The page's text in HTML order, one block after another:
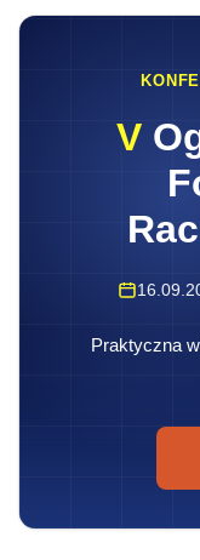
V
Praktyczna